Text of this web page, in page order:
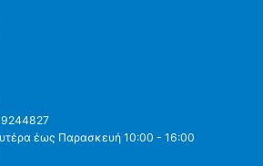
9244827
έως Παρασκευή 10:00 - 16:00